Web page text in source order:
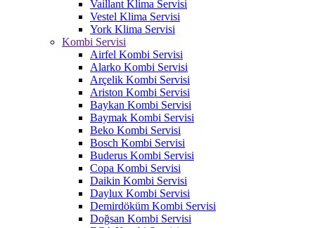
Vaillant Klima Servisi
Vestel Klima Servisi
York Klima Servisi
Kombi Servisi
Airfel Kombi Servisi
Alarko Kombi Servisi
Arçelik Kombi Servisi
Ariston Kombi Servisi
Baykan Kombi Servisi
Baymak Kombi Servisi
Beko Kombi Servisi
Bosch Kombi Servisi
Buderus Kombi Servisi
Copa Kombi Servisi
Daikin Kombi Servisi
Daylux Kombi Servisi
Demirdöküm Kombi Servisi
Doğsan Kombi Servisi